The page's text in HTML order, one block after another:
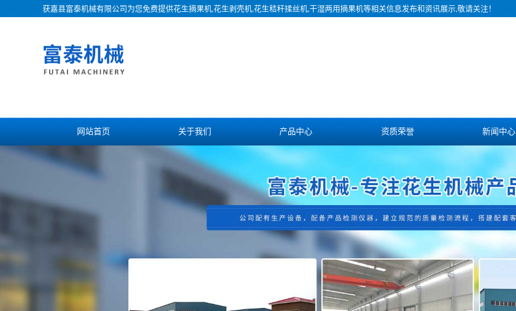
获嘉县富泰机械有限公司为您免费提供花生摘果机,花生剥壳机,花生秸秆揉丝机,干湿两用摘果机等相关信息发布和资讯展示,敬请关注！
网站首页 关于我们 产品中心 资质荣誉 新闻中心